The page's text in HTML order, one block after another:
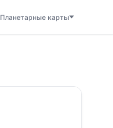
Планетарные карты